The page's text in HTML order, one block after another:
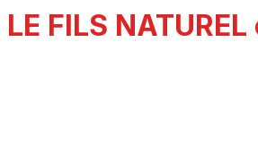
LE FILS